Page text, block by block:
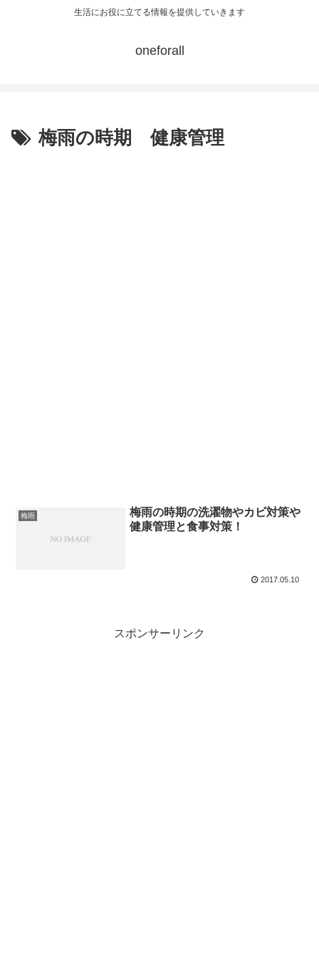
生活にお役に立てる情報を提供していきます
oneforall
梅雨の時期 健康管理
梅雨
梅雨の時期の洗濯物やカビ対策や
健康管理と食事対策！
2017.05.10
スポンサーリンク